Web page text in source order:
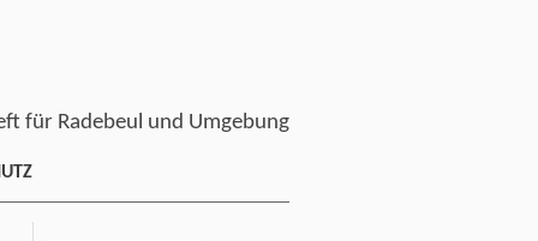
für Radebeul und Umgebung